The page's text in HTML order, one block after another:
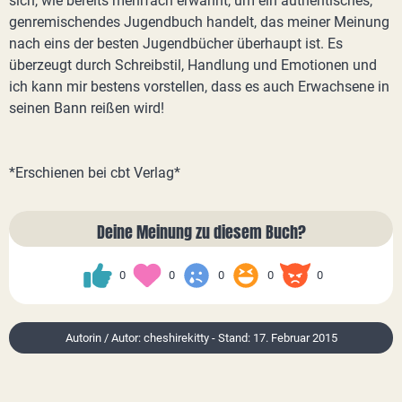
genremischendes Jugendbuch handelt, das meiner Meinung
nach eins der besten Jugendbücher überhaupt ist. Es
überzeugt durch Schreibstil, Handlung und Emotionen und
ich kann mir bestens vorstellen, dass es auch Erwachsene in
seinen Bann reißen wird!
*Erschienen bei cbt Verlag*
Deine Meinung zu diesem Buch?
0 0 0 0 0
Autorin / Autor: cheshirekitty - Stand: 17. Februar 2015